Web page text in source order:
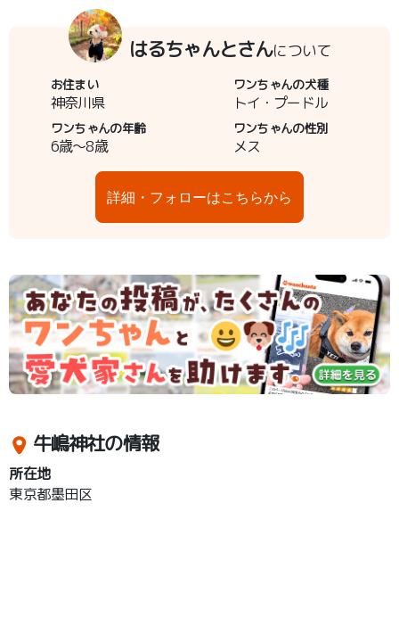
はるちゃんとさんについて
お住まい
神奈川県
ワンちゃんの犬種
トイ・プードル
ワンちゃんの年齢
6歳～8歳
ワンちゃんの性別
メス
詳細・フォローはこちらから
牛嶋神社の情報
所在地
東京都墨田区